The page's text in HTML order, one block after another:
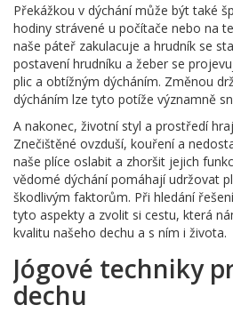
Překážkou v dýchání může být také
hodiny strávené u počítače nebo na
naše páteř zakulacuje a hrudník se
postavení hrudníku a žeber se
plic a obtížným dýcháním. Změnou
dýcháním lze tyto potíže významně
A nakonec, životní styl a prostředí
Znečištěné ovzduší, kouření a
naše plíce oslabit a zhoršit jejich
vědomé dýchání pomáhají udržovat
škodlivým faktorům. Při hledání
tyto aspekty a zvolit si cestu, která
kvalitu našeho dechu a s ním i života.
Jógové techniky
dechu